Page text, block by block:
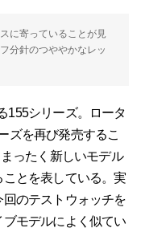
に寄っていることが見
分針のつややかなレッ
155シリーズ。ロータ
ズを再び発売するこ
ったく新しいモデル
とを表している。実
のテストウォッチを
モデルによく似てい